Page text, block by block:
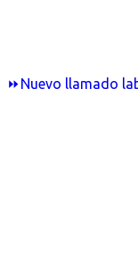
⏩Nuevo llamado